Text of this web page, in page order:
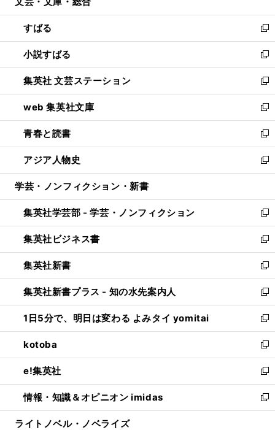
開
く
ウ
で
開
く
ン
ド
ウ
で
開
く
すばる
新
し
い
ウ
ィ
ン
ド
ウ
で
開
く
小説すばる
新
し
い
ウ
ィ
ン
ド
ウ
で
開
集英社 文芸ステーション
新
し
い
ウ
ィ
ン
ド
ウ
開
く
web 集英社文庫
新
し
い
ウ
ィ
ン
ウ
で
開
く
青春と読書
新
し
い
ウ
ン
ド
ウ
で
開
く
アジア人物史
新
し
ウ
ィ
ン
ド
ウ
で
開
く
学芸・ノンフィクション・新書
集英社学芸部 - 学芸・ノンフィクション
新
し
い
ウ
ィ
ン
ド
ウ
で
開
く
集英社ビジネス書
新
し
い
ウ
ィ
ン
ド
ウ
で
開
く
集英社新書
新
し
い
ウ
ィ
ン
ド
ウ
で
開
く
集英社新書プラス - 知の水先案内人
新
し
い
ウ
ィ
ン
ド
ウ
で
開
1日5分で、明日は変わる よみタイ yomitai
新
し
い
ウ
ィ
ン
ド
ウ
kotoba
新
し
い
ウ
ィ
ン
e!集英社
新
し
い
ウ
情報・知識＆オピニオン imidas
新
し
ライトノベル・ノベライズ